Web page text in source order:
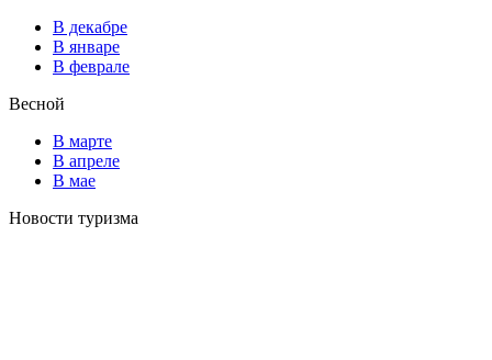
В декабре
В январе
В феврале
Весной
В марте
В апреле
В мае
Новости туризма